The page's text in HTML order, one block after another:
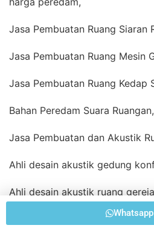
Jasa Pembuatan Ruang Siaran
Jasa Pembuatan Ruang Mesin
Jasa Pembuatan Ruang Kedap
Bahan Peredam Suara Ruangan,
Jasa Pembuatan dan Akustik
Ahli desain akustik gedung
Ahli desain akustik ruang